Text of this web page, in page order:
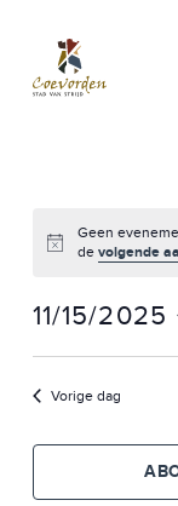
Stad
STAD VAN STRIJD
Geen
devolgende
11/15/2025
Selecteer
datum.
Vorige dag